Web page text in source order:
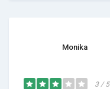
Monika
3 / 5